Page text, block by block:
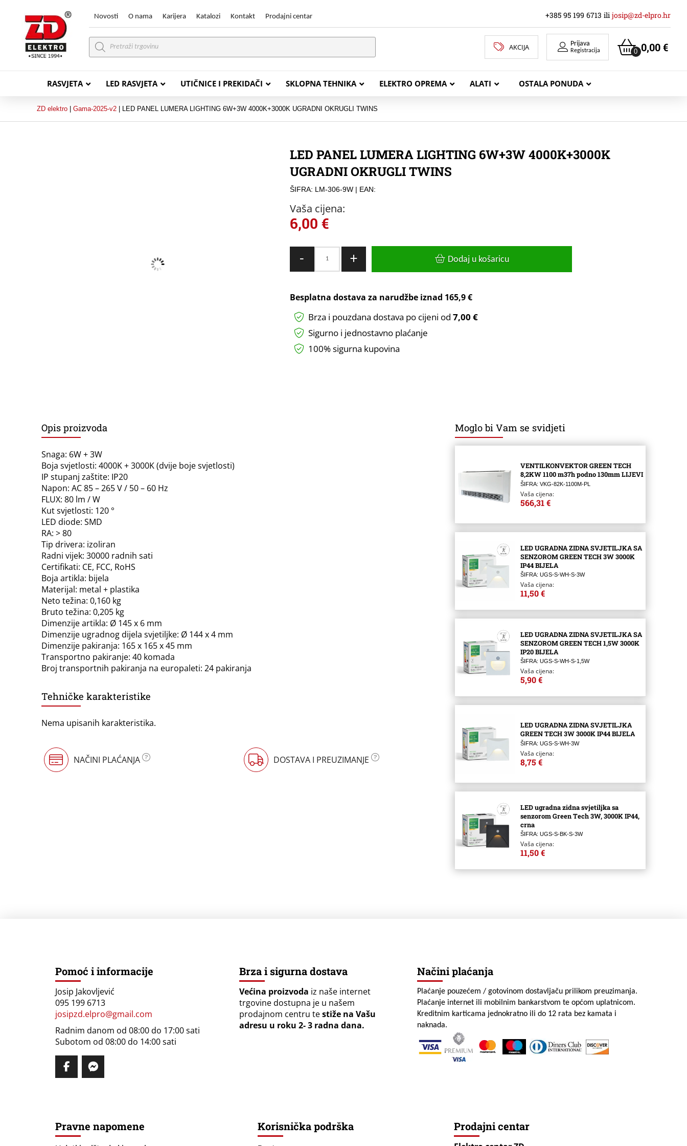
Novosti O nama Karijera Katalozi Kontakt Prodajni centar +385 95 199 6713 ili josip@zd-elpro.hr
Products
search
AKCIJA Prijava
Registracija 0,00€
0
RASVJETA LED RASVJETA UTIČNICE I PREKIDAČI SKLOPNA TEHNIKA ELEKTRO OPREMA ALATI OSTALA PONUDA
FG16OR
ZD elektro Gama-2025-v2 LED PANEL LUMERA LIGHTING 6W+3W 4000K+3000K UGRADNI OKRUGLI TWINS
LED PANEL LUMERA LIGHTING 6W+3W 4000K+3000K
UGRADNI OKRUGLI TWINS
ŠIFRA: LM-306-9W| EAN:
Vaša cijena:
6,00 €
-
4000K+3000K
UGRADNI
+ Dodaj u košaricu
Besplatna dostava za narudžbe iznad 165,9 €
Brza i pouzdana dostava po cijeni od 7,00 €
Sigurno i jednostavno plaćanje
100% sigurna kupovina
Opis proizvoda
Snaga: 6W + 3W
Boja svjetlosti: 4000K + 3000K (dvije boje svjetlosti)
IP stupanj zaštite: IP20
Napon: AC 85 – 265 V / 50 – 60 Hz
FLUX: 80 lm / W
Kut svjetlosti: 120 °
LED diode: SMD
RA: > 80
Tip drivera: izoliran
Radni vijek: 30000 radnih sati
Certifikati: CE, FCC, RoHS
Boja artikla: bijela
Materijal: metal + plastika
Neto težina: 0,160 kg
Bruto težina: 0,205 kg
Dimenzije artikla: Ø 145 x 6 mm
Dimenzije ugradnog dijela svjetiljke: Ø 144 x 4 mm
Dimenzije pakiranja: 165 x 165 x 45 mm
Transportno pakiranje: 40 komada
Broj transportnih pakiranja na europaleti: 24 pakiranja
Tehničke karakteristike
Nema upisanih karakteristika.
NAČINI PLAĆANJA DOSTAVA I PREUZIMANJE
Moglo bi Vam se svidjeti
VENTILKONVEKTOR GREEN TECH
8,2KW 1100 m37h podno 130mm LIJEVI
ŠIFRA: VKG-82K-1100M-PL
Vaša cijena:
566,31 €
LED UGRADNA ZIDNA SVJETILJKA SA
SENZOROM GREEN TECH 3W 3000K
IP44 BIJELA
ŠIFRA: UGS-S-WH-S-3W
Vaša cijena:
11,50 €
LED UGRADNA ZIDNA SVJETILJKA SA
SENZOROM GREEN TECH 1,5W 3000K
IP20 BIJELA
ŠIFRA: UGS-S-WH-S-1,5W
Vaša cijena:
5,90 €
LED UGRADNA ZIDNA SVJETILJKA
GREEN TECH 3W 3000K IP44 BIJELA
ŠIFRA: UGS-S-WH-3W
Vaša cijena:
8,75 €
LED ugradna zidna svjetiljka sa
senzorom Green Tech 3W, 3000K IP44,
crna
ŠIFRA: UGS-S-BK-S-3W
Vaša cijena:
11,50 €
Pomoć i informacije
Josip Jakovljević
095 199 6713
josipzd.elpro@gmail.com
Radnim danom od 08:00 do 17:00 sati
Subotom od 08:00 do 14:00 sati
Brza i sigurna dostava
Većina proizvoda iz naše internet
trgovine dostupna je u našem
prodajnom centru testiže na Vašu
adresu u roku 2- 3 radna dana.
Načini plaćanja
Plaćanje pouzećem / gotovinom dostavljaču prilikom preuzimanja.
Plaćanje internet ili mobilnim bankarstvom te općom uplatnicom.
Kreditnim karticama jednokratno ili do 12 rata bez kamata i
naknada.
Pravne napomene Korisnička podrška Prodajni centar